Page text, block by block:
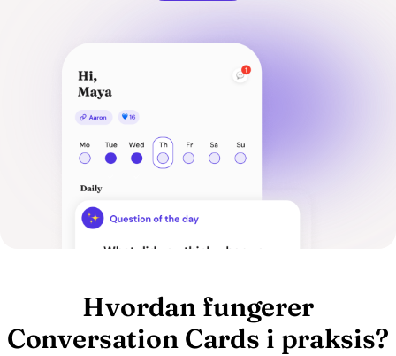
Hvordan fungerer
Conversation Cards i praksis?